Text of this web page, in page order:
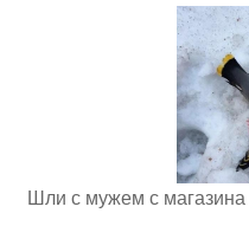
Шли с мужем с магазина